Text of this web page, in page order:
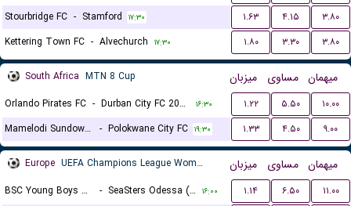
Stourbridge FC - Stamford ۱۷:۳۰ ۱.۶۳ ۴.۱۵
۳.۸۰
Kettering Town FC - Alvechurch ۱۷:۳۰ ۱.۸۰ ۳.۳۰ ۳.۸۰
South Africa MTN 8 Cup میزبان مساوی میهمان
Orlando Pirates FC - Durban City FC 2024 ۱۶:۳۰ ۱.۲۲ ۵.۵۰
۱۰.۰۰
Mamelodi Sundowns FC
- Polokwane City FC ۱۹:۳۰ ۱.۳۳ ۴.۵۰ ۹.۰۰
Europe UEFA Champions League Women Qualification میزبان مساوی میهمان
BSC Young Boys Berna (W) - SeaSters Odessa (W) ۱۶:۰۰ ۱.۱۴ ۶.۵۰
۱۱.۰۰